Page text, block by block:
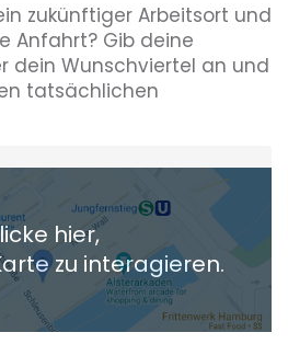
zukünftiger Arbeitsort und
Anfahrt? Gib deine
dein Wunschviertel an und
tatsächlichen
Wunschort
basieren auf den
Dienstag morgens um 8:30.
hier,
zu interagieren.